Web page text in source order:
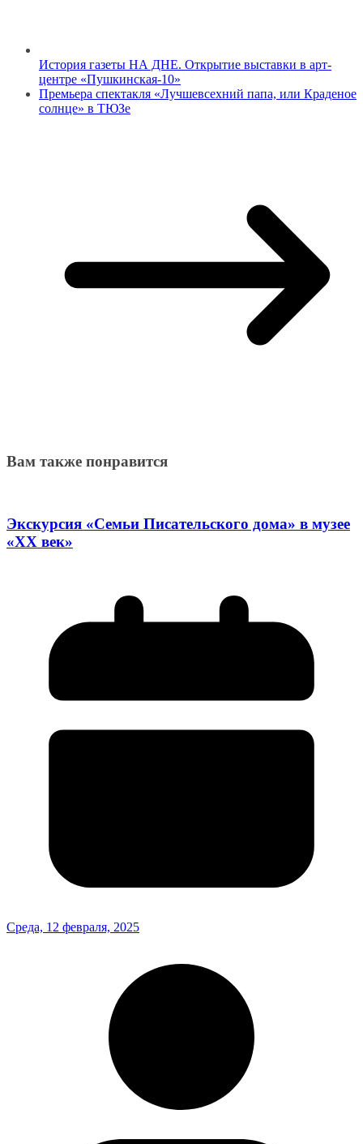
История газеты НА ДНЕ. Открытие выставки в арт-
центре «Пушкинская-10»
Премьера спектакля «Лучшевсехний папа, или Краденое
солнце» в ТЮЗе
Вам также понравится
Экскурсия «Семьи Писательского дома» в музее
«XX век»
Среда, 12 февраля, 2025